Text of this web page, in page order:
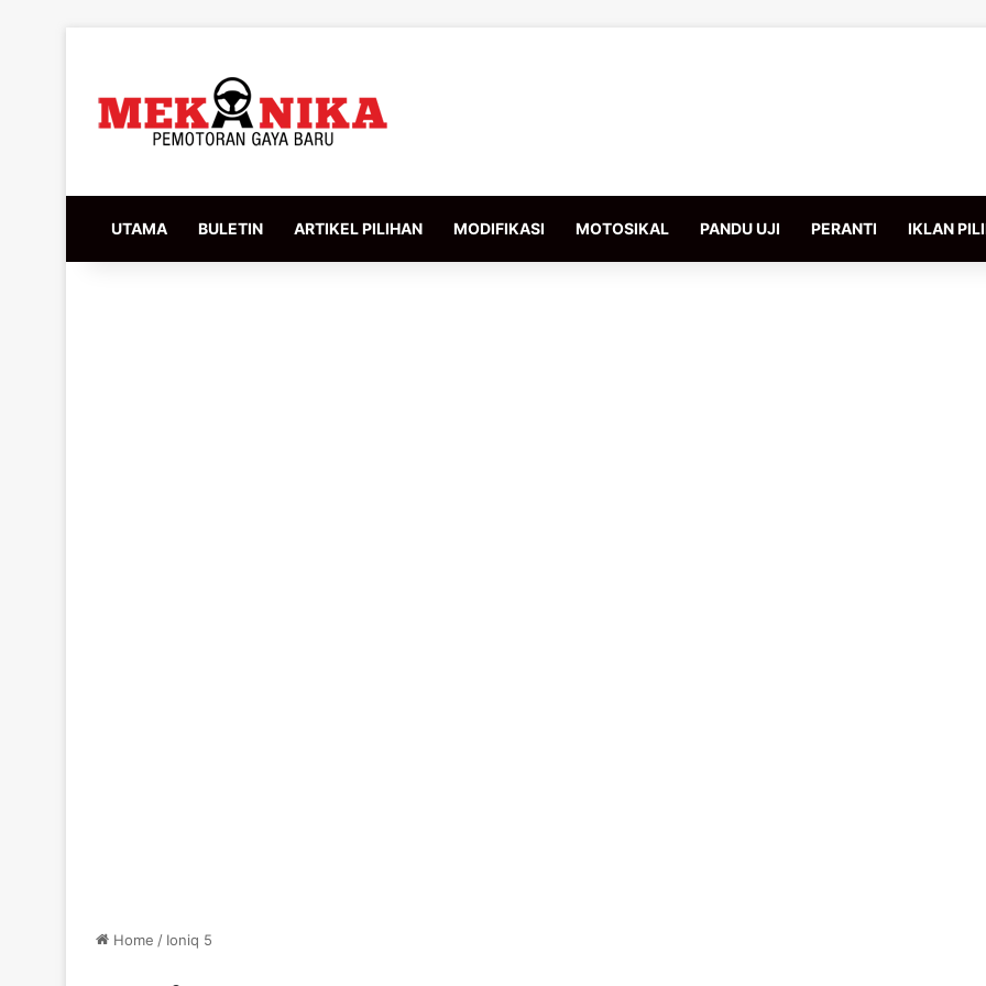
UTAMA BULETIN ARTIKEL PILIHAN MODIFIKASI MOTOSIKAL PANDU UJI PERANTI IKLAN
Home / Ioniq 5